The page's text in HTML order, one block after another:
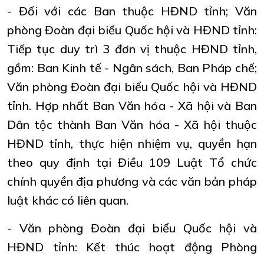
- Đối với các Ban thuộc HĐND tỉnh; Văn
phòng Đoàn đại biểu Quốc hội và HĐND tỉnh:
Tiếp tục duy trì 3 đơn vị thuộc HĐND tỉnh,
gồm: Ban Kinh tế - Ngân sách, Ban Pháp chế;
Văn phòng Đoàn đại biểu Quốc hội và HĐND
tỉnh. Hợp nhất Ban Văn hóa - Xã hội và Ban
Dân tộc thành Ban Văn hóa - Xã hội thuộc
HĐND tỉnh, thực hiện nhiệm vụ, quyền hạn
theo quy định tại Điều 109 Luật Tổ chức
chính quyền địa phương và các văn bản pháp
luật khác có liên quan.
- Văn phòng Đoàn đại biểu Quốc hội và
HĐND tỉnh: Kết thúc hoạt động Phòng